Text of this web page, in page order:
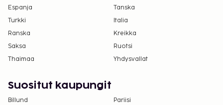
Espanja
Tanska
Turkki
Italia
Ranska
Kreikka
Saksa
Ruotsi
Thaimaa
Yhdysvallat
Suositut kaupungit
Billund
Pariisi